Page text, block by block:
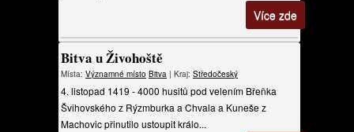
Více zde
Bitva u Živohoště
Místa: Významné místo Bitva | Kraj: Středočeský
4. listopad 1419 - 4000 husitů pod velením Břeňka
Švihovského z Rýzmburka a Chvala a Kuneše z
Machovic přinutilo ustoupit králo...